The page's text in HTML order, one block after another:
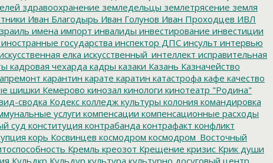
здравоохранение земледельцы землетрясение земля
Иван Благодырь Иван Голунов Иван Проходцев ИВЛ
имена импорт инвалиды инвестирование инвестиции
иностранные государства инспектор ДПС инсульт интервью
елка искусственный_интеллект исправительная
кадровая чехарда кадры казаки Казань Казначейство
карантин карате каратин катастрофа кафе качество
шишки Кемерово кинозал кинологи кинотеатр "Родина"
сводка Кодекс колледж культуры колония командировка
услуги компенсации компенсационные расходы
суд конституция контрабанда контрафакт конфликт
корь Косвинцев космодром космодром_Восточный
Кремль креозот Крещение кризис Крик души
Кульдкр Кульдур культура культурно досуговый центр